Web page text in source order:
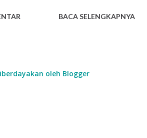
tangis bayi, tiada canda tawa
bisa jadi terbersit pun tidak. Anak
BACA SELENGKAPNYA
oleh Blogger